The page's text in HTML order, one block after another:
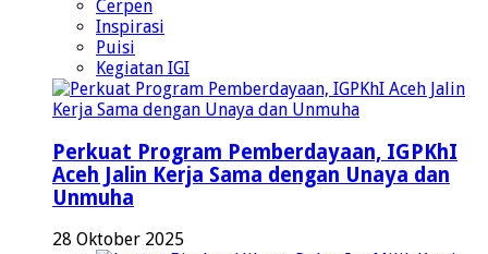
Cerpen
Inspirasi
Puisi
Kegiatan IGI
Perkuat Program Pemberdayaan, IGPKhI
Aceh Jalin Kerja Sama dengan Unaya dan
Unmuha
28 Oktober 2025